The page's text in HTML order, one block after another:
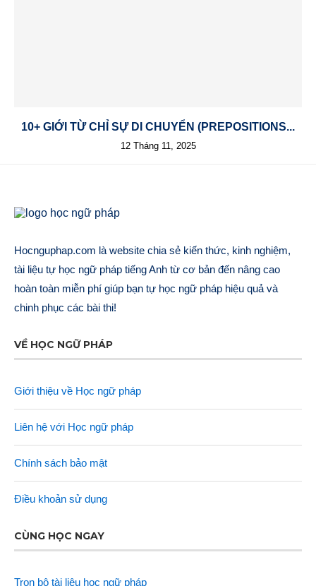
10+ GIỚI TỪ CHỈ SỰ DI CHUYỂN (PREPOSITIONS...
12 Tháng 11, 2025
Hocnguphap.com là website chia sẻ kiến thức, kinh nghiệm,
tài liệu tự học ngữ pháp tiếng Anh từ cơ bản đến nâng cao
hoàn toàn miễn phí giúp bạn tự học ngữ pháp hiệu quả và
chinh phục các bài thi!
VỀ HỌC NGỮ PHÁP
Giới thiệu về Học ngữ pháp
Liên hệ với Học ngữ pháp
Chính sách bảo mật
Điều khoản sử dụng
CÙNG HỌC NGAY
Trọn bộ tài liệu học ngữ pháp